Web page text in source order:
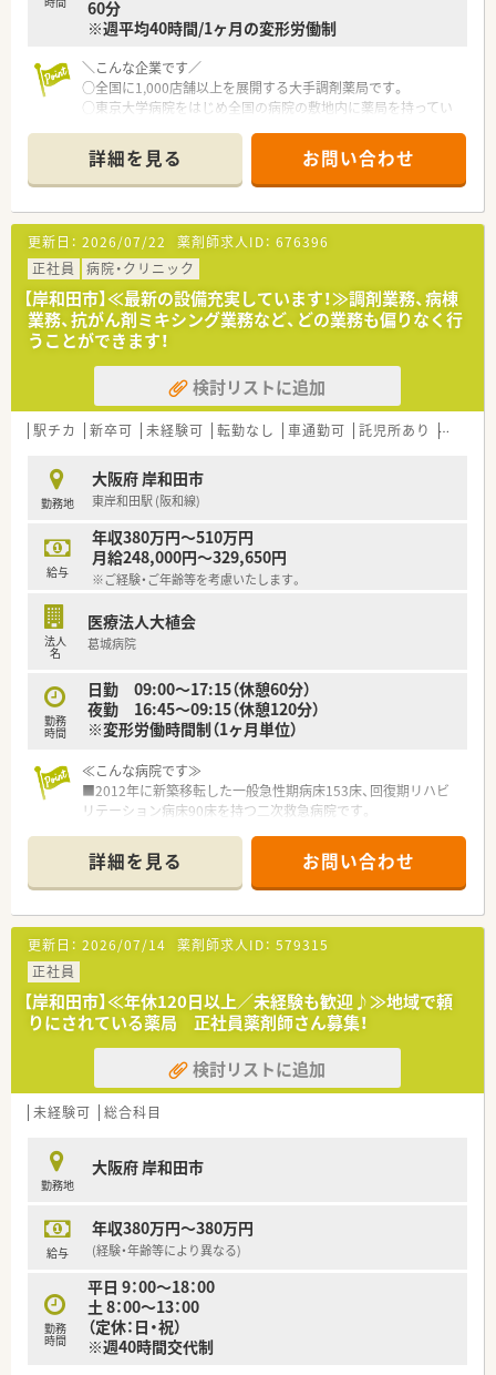
60分
※週平均40時間/1ヶ月の変形労働制
＼こんな企業です／
○全国に1,000店舗以上を展開する大手調剤薬局です。
○東京大学病院をはじめ全国の病院の敷地内に薬局を持ってい
病診薬連携を強化することで、地域にお住いの患者様に高度な医
療の提供を実現しています。
○全店「同一の機械・システム」を採用しており、且つ処方箋の応
需内容が多岐にわたる（敷地内・病院門前・医療モール・CL門前）
ので、スキルUPしたい方にはお勧めもです。
○長期就業＆自己研讃を続ける事で給与があがる仕組みになっ
ており、将来的に高年収も狙う事が出来ます。
○インターネットを使って処方薬の飲み方を遠隔指導する「オン
ライン服薬指導」、今後も病院の「敷地内薬局」の推進、女性客の
取り込みを狙う店舗でデザインの一新。
M&Aによる店舗拡大と業界のリーディングカンパニーとして成
長を続けています。
○どの店舗も、最新システムが整っています！
＼福利厚生／
年間休日120日以上、「連続休暇制度（年に1回、最大9連休を取得
できる制度）」等
プライベートも充実出来る様にワークライフバランスを後押し
してくれる制度が充実しています。
〇社員割引制度、財形貯蓄制度、スポーツジム優待等が受けられ
る他、提携の保養施設は全国に40ヵ所あります。
〇産休・育休・時短勤務者2,097人以上等、どれも業界トップクラ
産休、育休取得はもちろんのこと、育児短時間勤務制度を実施
育児休業より復帰後、1日最大2時間短縮して勤務できる制度で
法律では3歳までですが、同社では小学校就学時までの期間利用
可能♪
詳細を見る お問い合わせ
更新日： 2026/07/22 薬剤師求人ID： 676396
正社員
病院・クリニック
【岸和田市】≪最新の設備充実しています！≫調剤業務、病棟
業務、抗がん剤ミキシング業務など、どの業務も偏りなく行
うことができます！
検討リストに追加
駅チカ 新卒可 未経験可 転勤なし 車通勤可 託児所あり 認定薬
勤務地
大阪府 岸和田市
東岸和田駅 (阪和線)
給与
年収380万円～510万円
月給248,000円～329,650円
※ご経験・ご年齢等を考慮いたします。
法人
名
医療法人大植会
葛城病院
勤務
時間
日勤 09:00～17:15（休憩60分）
夜勤 16:45～09:15（休憩120分）
※変形労働時間制（1ヶ月単位）
≪こんな病院です≫
■2012年に新築移転した一般急性期病床153床、回復期リハビ
リテーション病床90床を持つ二次救急病院です。
も高い病院です。
■救急医療の他、特定の疾患はセンター化し、より専門的な治療
が行える環境を整えています。
■病院機能評価(機能種別版評価項目3rdG：Ver.3.0)の認定も受け
ている病院です。
■入院患者様の調剤、監査、服薬指導
■外来は院外処方（夜間は院内処方）
■無菌調剤（抗がん剤、ＴＰＮ）
■注射調剤（注射薬自動払出しシステム完備）
■病棟業務（整形外科、脳神経外科、内科外科病棟は病棟専任薬
剤師を配置）
■医薬品管理、医薬品情報管理
る環境です。
■医師、看護師や他職種とチーム医療にしっかり取り組める環境
≪病院概要≫
◆病床数
詳細を見る お問い合わせ
更新日： 2026/07/14 薬剤師求人ID： 579315
正社員
【岸和田市】≪年休120日以上／未経験も歓迎♪≫地域で頼
りにされている薬局 正社員薬剤師さん募集！
検討リストに追加
未経験可 総合科目
勤務地
大阪府 岸和田市
給与
年収380万円～380万円
(経験・年齢等により異なる)
勤務
時間
平日 9：00～18：00
土 8：00～13：00
（定休：日・祝）
※週40時間交代制